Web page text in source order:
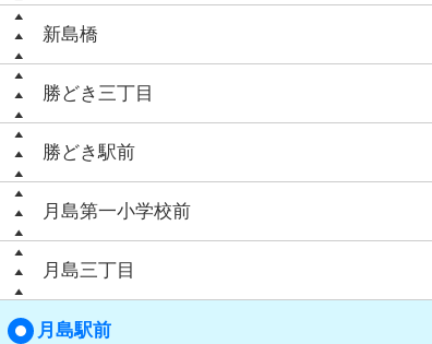
新島橋
勝どき三丁目
勝どき駅前
月島第一小学校前
月島三丁目
月島駅前